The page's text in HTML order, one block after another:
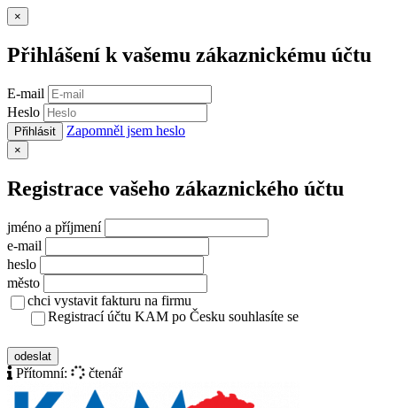
×
Přihlášení k vašemu zákaznickému účtu
E-mail
Heslo
Přihlásit Zapomněl jsem heslo
×
Registrace vašeho zákaznického účtu
jméno a příjmení
e-mail
heslo
město
chci vystavit fakturu na firmu
Registrací účtu KAM po Česku souhlasíte se
odeslat
Přítomní: čtenář